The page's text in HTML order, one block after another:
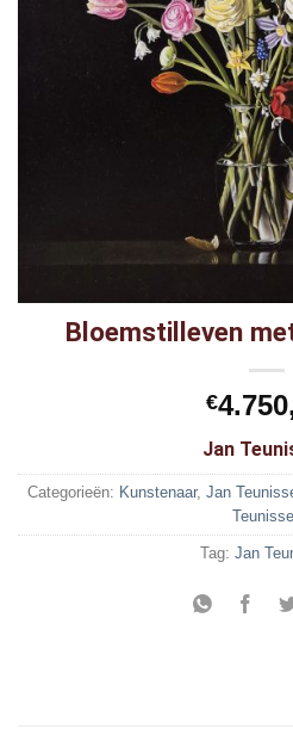
Bloemstilleven
€
Jan
Categorieën: Kunstenaar, Jan
Tag: Jan